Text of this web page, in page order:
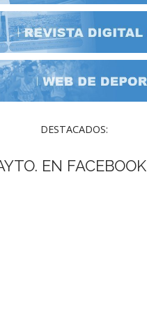
DESTACADOS:
EN FACEBOOK